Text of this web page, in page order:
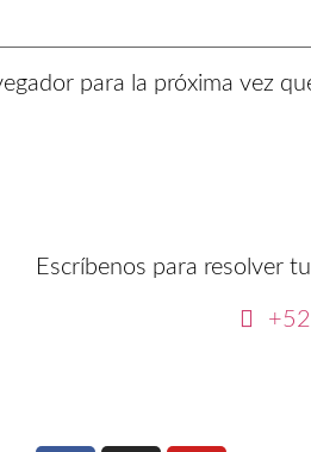
para la próxima vez
Escríbenos para resolver